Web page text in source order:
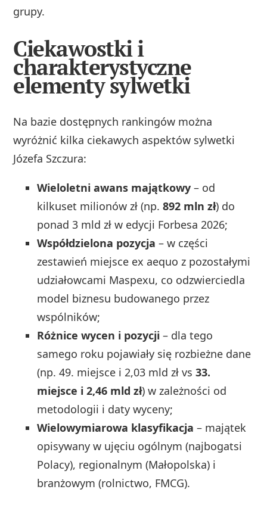
grupy.
Ciekawostki i
charakterystyczne
elementy sylwetki
Na bazie dostępnych rankingów można
wyróżnić kilka ciekawych aspektów sylwetki
Józefa Szczura:
Wieloletni awans majątkowy – od
kilkuset milionów zł (np.892 mln zł) do
ponad 3 mld zł w edycji Forbesa 2026;
Współdzielona pozycja – w części
zestawień miejsce ex aequo z pozostałymi
udziałowcami Maspexu, co odzwierciedla
model biznesu budowanego przez
wspólników;
Różnice wycen i pozycji – dla tego
samego roku pojawiały się rozbieżne dane
(np. 49. miejsce i 2,03 mld zł vs33.
miejsce i 2,46 mld zł) w zależności od
metodologii i daty wyceny;
Wielowymiarowa klasyfikacja – majątek
opisywany w ujęciu ogólnym (najbogatsi
Polacy), regionalnym (Małopolska) i
branżowym (rolnictwo, FMCG).